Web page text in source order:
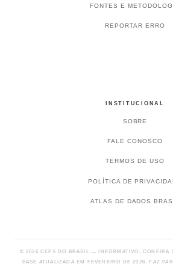
FONTES E
REPORTAR ERRO
INSTITUCIONAL
SOBRE
FALE CONOSCO
TERMOS DE USO
POLÍTICA DE
ATLAS DE DADOS
© 2026 CEPS DO BRASIL — INFORMATIVO; CONFIRA
BASE ATUALIZADA EM FEVEREIRO DE 2026. FAZ